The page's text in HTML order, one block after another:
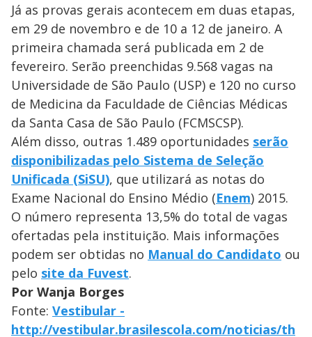
Já as provas gerais acontecem em duas etapas,
em 29 de novembro e de 10 a 12 de janeiro. A
primeira chamada será publicada em 2 de
fevereiro. Serão preenchidas 9.568 vagas na
Universidade de São Paulo (USP) e 120 no curso
de Medicina da Faculdade de Ciências Médicas
da Santa Casa de São Paulo (FCMSCSP).
Além disso, outras 1.489 oportunidades serão
disponibilizadas pelo Sistema de Seleção
Unificada (SiSU), que utilizará as notas do
Exame Nacional do Ensino Médio (Enem) 2015.
O número representa 13,5% do total de vagas
ofertadas pela instituição. Mais informações
podem ser obtidas no Manual do Candidato ou
pelo site da Fuvest.
Por Wanja Borges
Fonte: Vestibular -
http://vestibular.brasilescola.com/noticias/th